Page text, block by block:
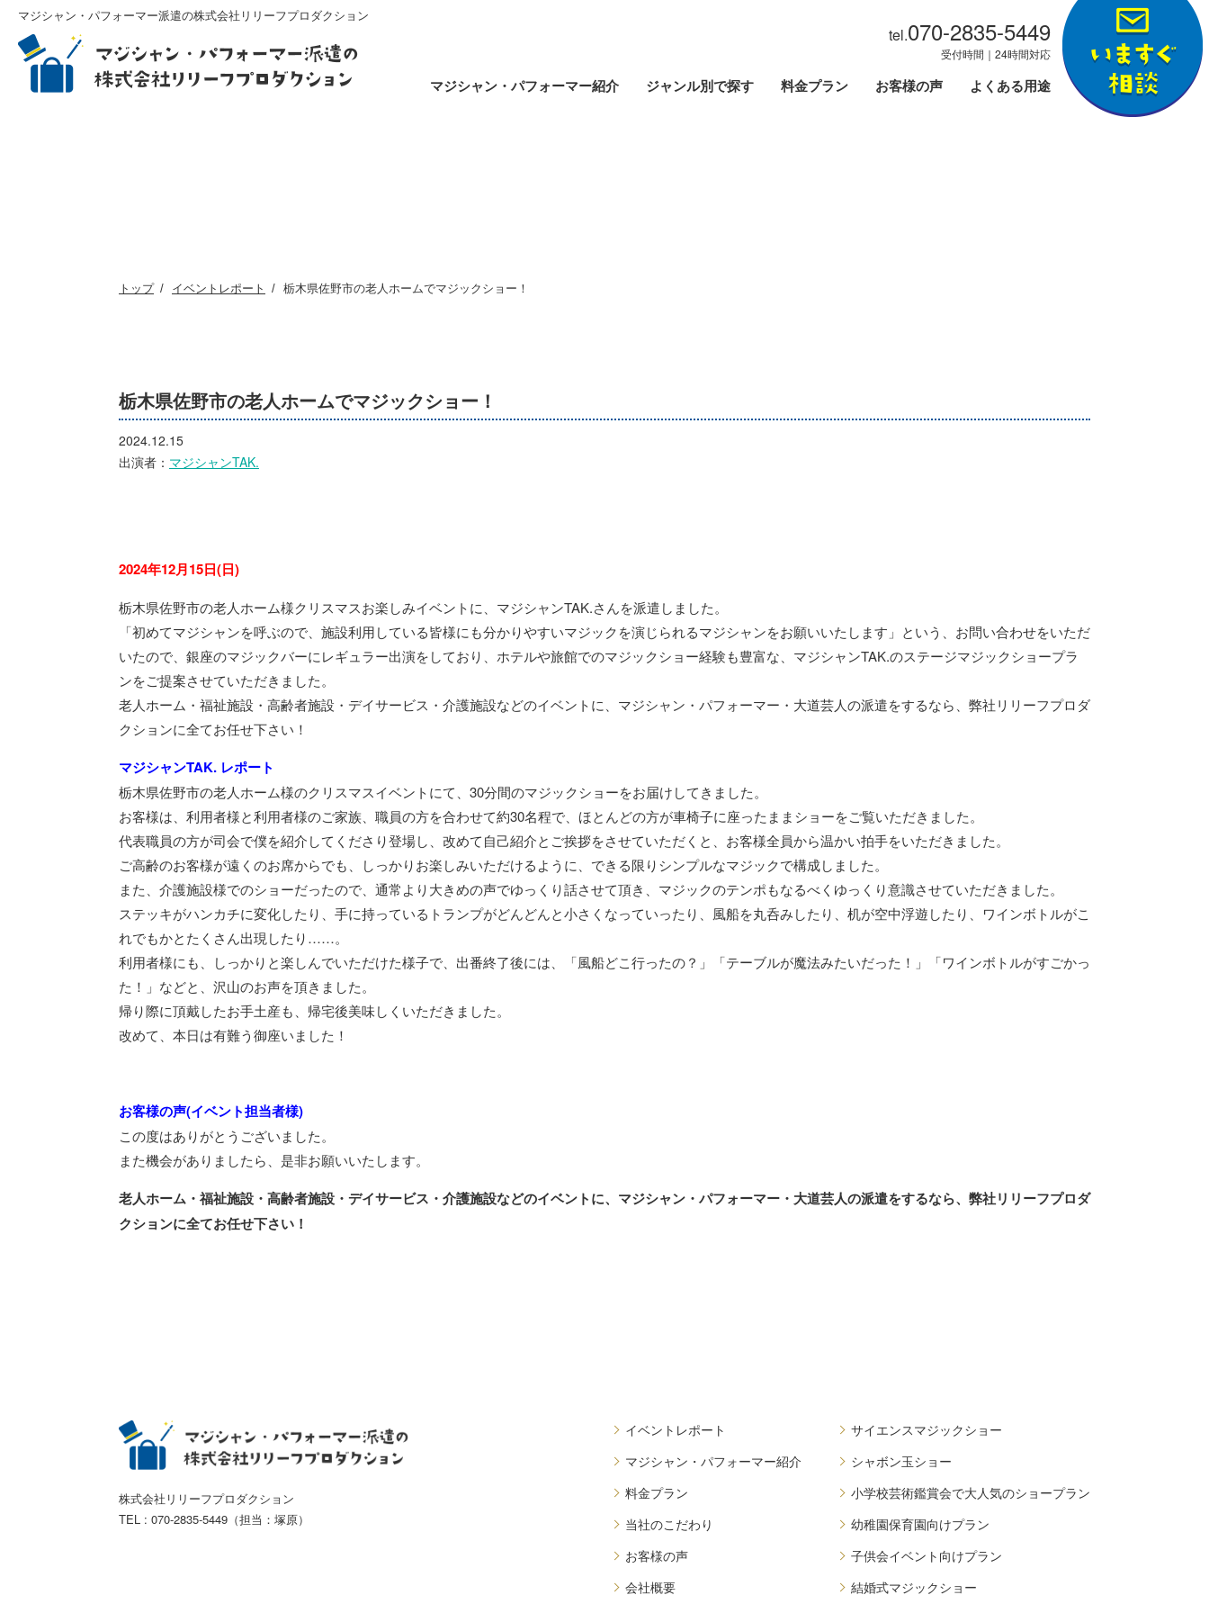
マジシャン・パフォーマー派遣の株式会社リリーフプロダクション
tel.070-2835-5449
受付時間｜24時間対応
マジシャン・パフォーマー紹介 ジャンル別で探す 料金プラン お客様の声 よくある用途
トップ イベントレポート 栃木県佐野市の老人ホームでマジックショー！
栃木県佐野市の老人ホームでマジックショー！
2024.12.15
出演者： マジシャンTAK.
2024年12月15日(日)
栃木県佐野市の老人ホーム様クリスマスお楽しみイベントに、マジシャンTAK.さんを派遣しました。
「初めてマジシャンを呼ぶので、施設利用している皆様にも分かりやすいマジックを演じられるマジシャンをお願いいたします」という、お問い合わせをいただ
いたので、銀座のマジックバーにレギュラー出演をしており、ホテルや旅館でのマジックショー経験も豊富な、マジシャンTAK.のステージマジックショープラ
ンをご提案させていただきました。
老人ホーム・福祉施設・高齢者施設・デイサービス・介護施設などのイベントに、マジシャン・パフォーマー・大道芸人の派遣をするなら、弊社リリーフプロダ
クションに全てお任せ下さい！
マジシャンTAK. レポート
栃木県佐野市の老人ホーム様のクリスマスイベントにて、30分間のマジックショーをお届けしてきました。
お客様は、利用者様と利用者様のご家族、職員の方を合わせて約30名程で、ほとんどの方が車椅子に座ったままショーをご覧いただきました。
代表職員の方が司会で僕を紹介してくださり登場し、改めて自己紹介とご挨拶をさせていただくと、お客様全員から温かい拍手をいただきました。
ご高齢のお客様が遠くのお席からでも、しっかりお楽しみいただけるように、できる限りシンプルなマジックで構成しました。
また、介護施設様でのショーだったので、通常より大きめの声でゆっくり話させて頂き、マジックのテンポもなるべくゆっくり意識させていただきました。
ステッキがハンカチに変化したり、手に持っているトランプがどんどんと小さくなっていったり、風船を丸呑みしたり、机が空中浮遊したり、ワインボトルがこ
れでもかとたくさん出現したり……。
利用者様にも、しっかりと楽しんでいただけた様子で、出番終了後には、「風船どこ行ったの？」「テーブルが魔法みたいだった！」「ワインボトルがすごかっ
た！」などと、沢山のお声を頂きました。
帰り際に頂戴したお手土産も、帰宅後美味しくいただきました。
改めて、本日は有難う御座いました！
お客様の声(イベント担当者様)
この度はありがとうございました。
また機会がありましたら、是非お願いいたします。
老人ホーム・福祉施設・高齢者施設・デイサービス・介護施設などのイベントに、マジシャン・パフォーマー・大道芸人の派遣をするなら、弊社リリーフプロダ
クションに全てお任せ下さい！
イベントレポート
マジシャン・パフォーマー紹介
料金プラン
当社のこだわり
お客様の声
会社概要
サイエンスマジックショー
シャボン玉ショー
小学校芸術鑑賞会で大人気のショープラン
幼稚園保育園向けプラン
子供会イベント向けプラン
結婚式マジックショー
株式会社リリーフプロダクション
TEL : 070-2835-5449（担当：塚原）